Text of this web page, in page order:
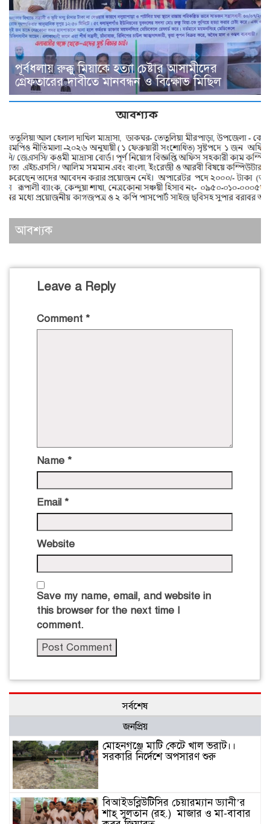
পূর্বধলায় রুক্কু মিয়াকে হত্যা চেষ্টার আসামীদের
গ্রেফতারের দাবীতে মানবন্ধন ও বিক্ষোভ মিছিল
আবশ্যক
Leave a Reply
Comment *
Name *
Email *
Website
Save my name, email, and website in
this browser for the next time I
comment.
সর্বশেষ
জনপ্রিয়
মোহনগঞ্জে মাটি কেটে খাল ভরাট।।
সরকারি নির্দেশে অপসারণ শুরু
বিআইডব্লিউটিসির চেয়ারম্যান ড্যানী’র
শাহ্ সুলতান (রহ.) মাজার ও মা-বাবার